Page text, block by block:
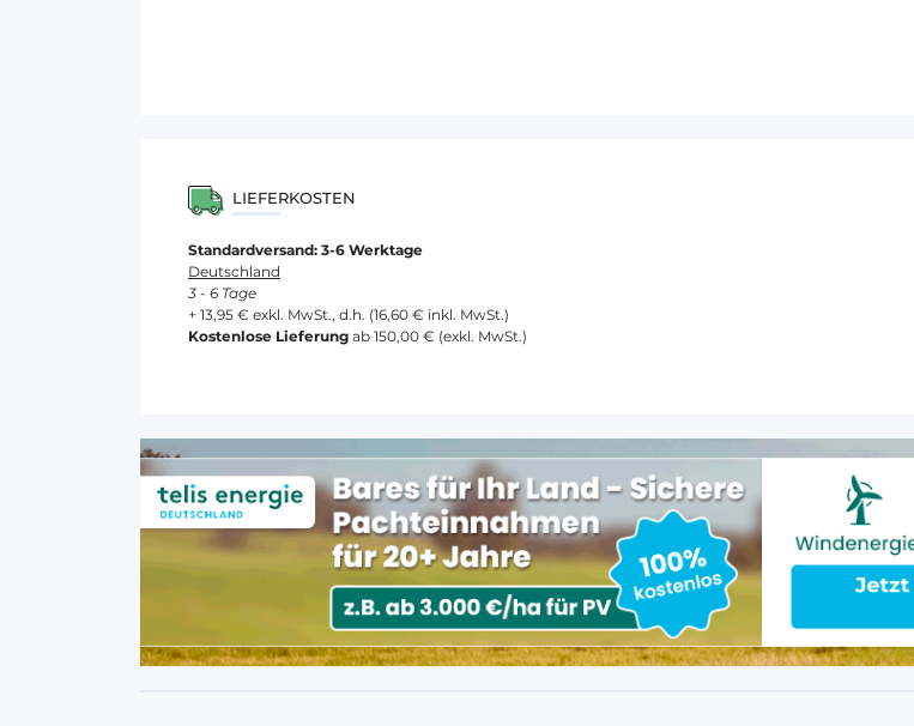
LIEFERKOSTEN
Standardversand: 3-6 Werktage
Deutschland
3 - 6 Tage
+ 13,95 € exkl. MwSt., d.h. (16,60 € inkl. MwSt.)
Kostenlose Lieferung ab 150,00 € (exkl. MwSt.)